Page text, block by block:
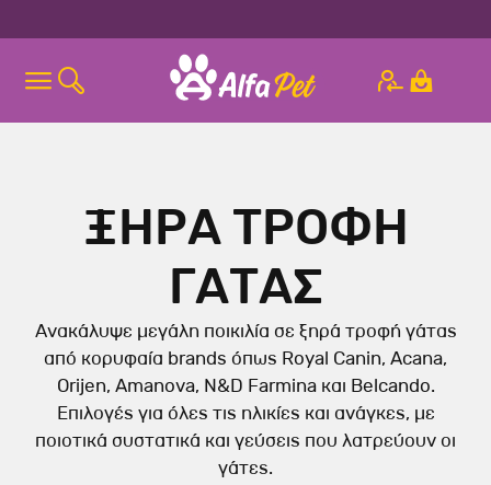
ΞΗΡΑ ΤΡΟΦΗ
ΓΑΤΑΣ
Ανακάλυψε μεγάλη ποικιλία σε ξηρά τροφή γάτας
από κορυφαία brands όπως Royal Canin, Acana,
Orijen, Amanova, N&D Farmina και Belcando.
Επιλογές για όλες τις ηλικίες και ανάγκες, με
ποιοτικά συστατικά και γεύσεις που λατρεύουν οι
γάτες.